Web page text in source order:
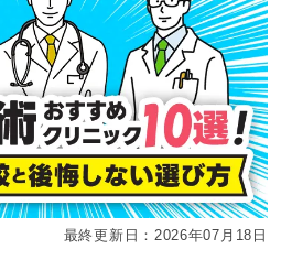
最終更新日：2026年07月18日